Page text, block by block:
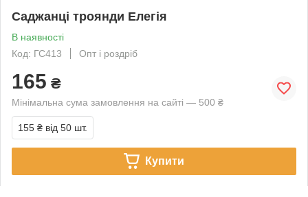
Саджанці троянди Елегія
В наявності
Код: ГС413
Опт і роздріб
165 ₴
Мінімальна сума замовлення на сайті — 500 ₴
155 ₴ від 50 шт.
Купити